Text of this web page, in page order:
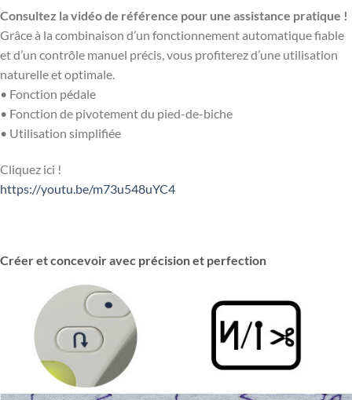
Consultez la vidéo de référence pour une assistance pratique !
Grâce à la combinaison d’un fonctionnement automatique fiable
et d’un contrôle manuel précis, vous profiterez d’une utilisation
naturelle et optimale.
• Fonction pédale
• Fonction de pivotement du pied-de-biche
• Utilisation simplifiée
Cliquez ici !
https://youtu.be/m73u548uYC4
Créer et concevoir avec précision et perfection